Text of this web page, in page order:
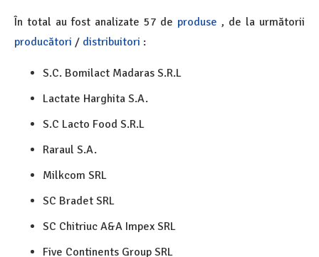
În total au fost analizate 57 de produse , de la următorii
producători / distribuitori :
S.C. Bomilact Madaras S.R.L
Lactate Harghita S.A.
S.C Lacto Food S.R.L
Raraul S.A.
Milkcom SRL
SC Bradet SRL
SC Chitriuc A&A Impex SRL
Five Continents Group SRL